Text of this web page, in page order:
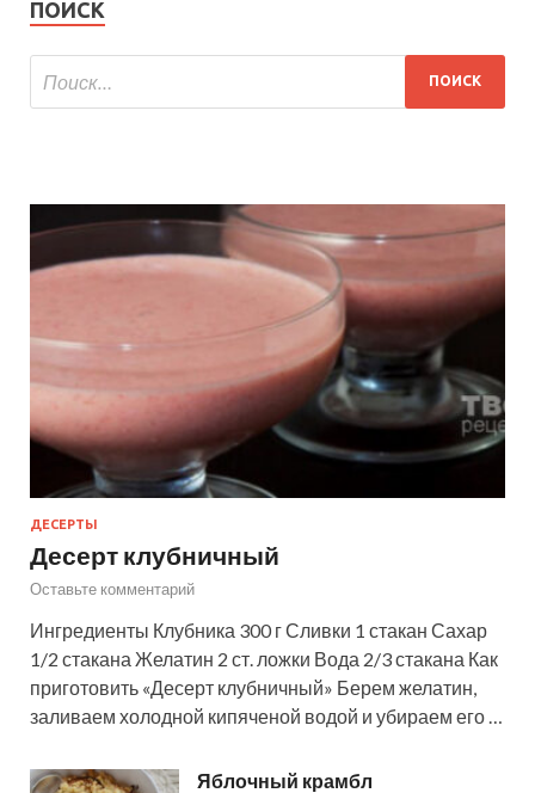
ПОИСК
ДЕСЕРТЫ
Десерт клубничный
Оставьте комментарий
Ингредиенты Клубника 300 г Сливки 1 стакан Сахар
1/2 стакана Желатин 2 ст. ложки Вода 2/3 стакана Как
приготовить «Десерт клубничный» Берем желатин,
заливаем холодной кипяченой водой и убираем его …
Яблочный крамбл